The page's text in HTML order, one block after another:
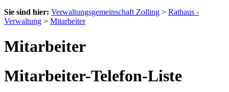
Sie sind hier: Verwaltungsgemeinschaft Zolling > Rathaus -
Verwaltung > Mitarbeiter
Mitarbeiter
Mitarbeiter-Telefon-Liste